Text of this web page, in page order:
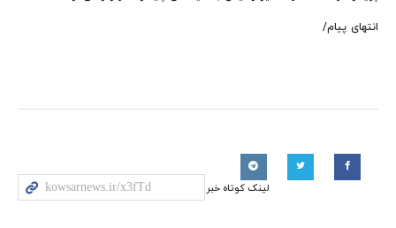
انتهای پیام/
لینک کوتاه خبر